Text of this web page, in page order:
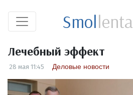
Smollenta
Лечебный эффект
28 мая 11:45 Деловые новости